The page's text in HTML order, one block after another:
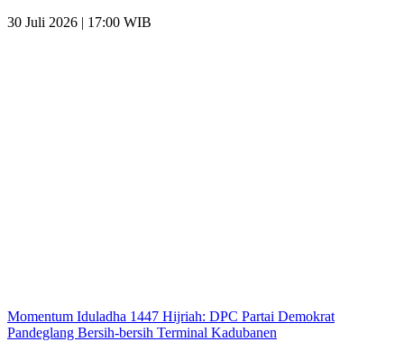
30 Juli 2026 | 17:00 WIB
Momentum Iduladha 1447 Hijriah: DPC Partai Demokrat
Pandeglang Bersih-bersih Terminal Kadubanen